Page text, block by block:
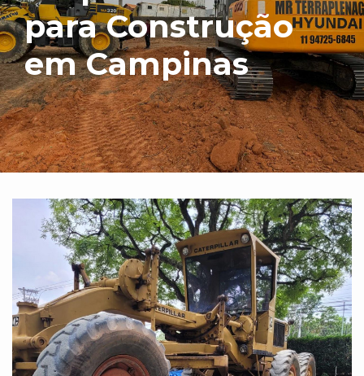
para Construção
em Campinas